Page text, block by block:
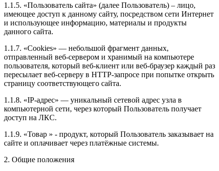
1.1.5. «Пользователь сайта» (далее Пользователь) – лицо,
имеющее доступ к данному сайту, посредством сети Интернет
и использующее информацию, материалы и продукты
данного сайта.
1.1.7. «Cookies» — небольшой фрагмент данных,
отправленный веб-сервером и хранимый на компьютере
пользователя, который веб-клиент или веб-браузер каждый раз
пересылает веб-серверу в HTTP-запросе при попытке открыть
страницу соответствующего сайта.
1.1.8. «IP-адрес» — уникальный сетевой адрес узла в
компьютерной сети, через который Пользователь получает
доступ на ЛКС.
1.1.9. «Товар » - продукт, который Пользователь заказывает на
сайте и оплачивает через платёжные системы.
2. Общие положения